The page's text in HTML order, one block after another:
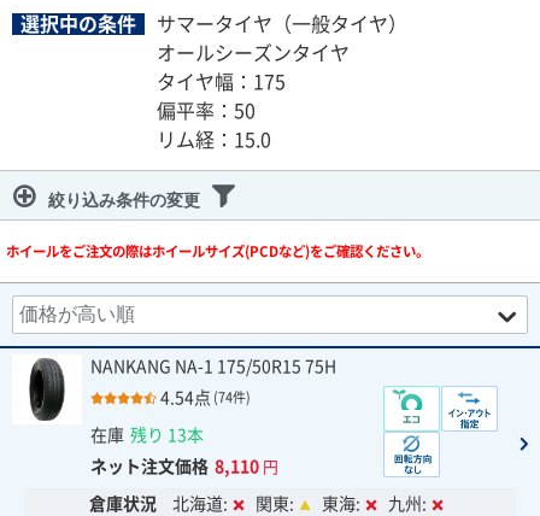
選択中の条件
サマータイヤ（一般タイヤ）
オールシーズンタイヤ
タイヤ幅：175
偏平率：50
リム経：15.0
絞り込み条件の変更
ホイールをご注文の際はホイールサイズ(PCDなど)をご確認ください。
NANKANG NA-1 175/50R15 75H
4.54点 (74件)
在庫 残り 13本
ネット注文価格 8,110 円
倉庫状況 北海道: 関東: 東海: 九州: